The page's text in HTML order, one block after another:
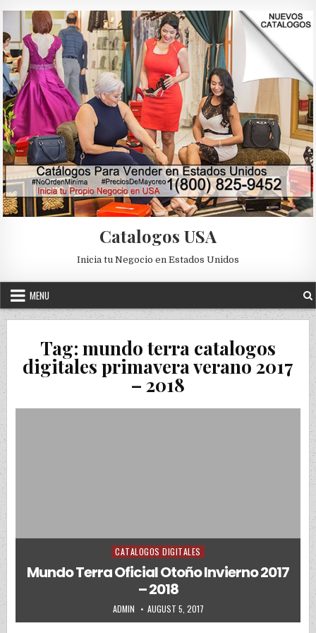
Catalogos USA
Inicia tu Negocio en Estados Unidos
MENU
Tag: mundo terra catalogos
digitales primavera verano 2017
– 2018
Posted in
CATALOGOS DIGITALES
Mundo Terra Oficial Otoño Invierno 2017
– 2018
AUTHOR:
ADMIN PUBLISHED DATE:
AUGUST 5, 2017